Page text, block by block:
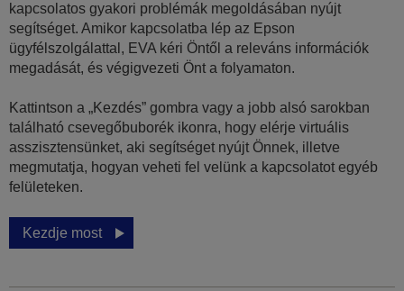
kapcsolatos gyakori problémák megoldásában nyújt
segítséget. Amikor kapcsolatba lép az Epson
ügyfélszolgálattal, EVA kéri Öntől a releváns információk
megadását, és végigvezeti Önt a folyamaton.
Kattintson a „Kezdés” gombra vagy a jobb alsó sarokban
található csevegőbuborék ikonra, hogy elérje virtuális
asszisztensünket, aki segítséget nyújt Önnek, illetve
megmutatja, hogyan veheti fel velünk a kapcsolatot egyéb
felületeken.
Kezdje most